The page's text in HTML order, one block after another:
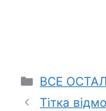
Categories
ВСЕ
Тітка